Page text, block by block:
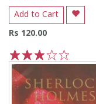
Add to Cart
Rs 120.00
5
4
3
2
1